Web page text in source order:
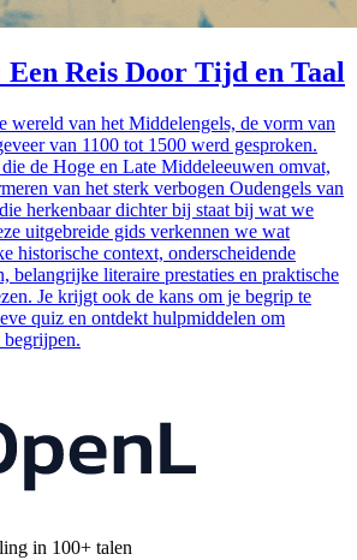
Reis Door Tijd en Taal
wereld van het Middelengels, de vorm van
van 1100 tot 1500 werd gesproken.
de Hoge en Late Middeleeuwen omvat,
van het sterk verbogen Oudengels van
herkenbaar dichter bij staat bij wat we
uitgebreide gids verkennen we wat
historische context, onderscheidende
belangrijke literaire prestaties en praktische
Je krijgt ook de kans om je begrip te
quiz en ontdekt hulpmiddelen om
begrijpen.
in 100+ talen